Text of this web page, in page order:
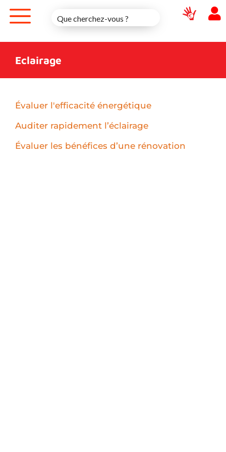
content
Eclairage
Évaluer l'efficacité énergétique
Auditer rapidement l’éclairage
Évaluer les bénéfices d’une rénovation